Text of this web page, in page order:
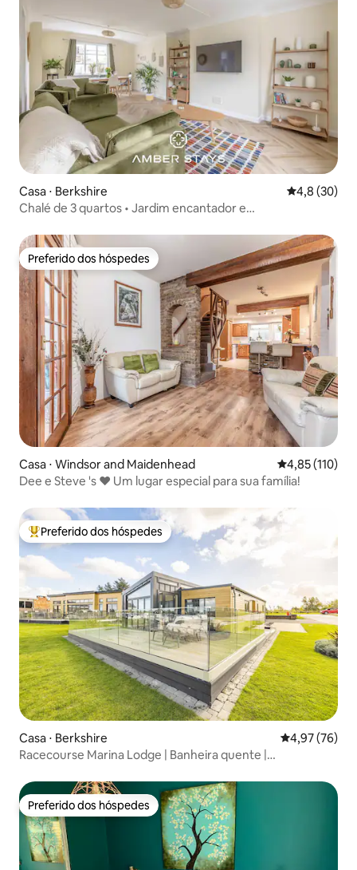
Casa ⋅ Berkshire 4,8 de uma
4,8 (30)
Chalé de 3 quartos • Jardim encantador e
Preferido dos hóspedes
Preferido dos hóspedes
Casa ⋅ Windsor and Maidenhead 4,85 de uma
4,85 (110)
Dee e Steve 's ❤ Um lugar especial para sua família!
Entre os melhores preferidos dos hóspedes
Preferido dos hóspedes
Casa ⋅ Berkshire 4,97 de uma
4,97 (76)
Racecourse Marina Lodge | Banheira quente |
Preferido dos hóspedes
Preferido dos hóspedes